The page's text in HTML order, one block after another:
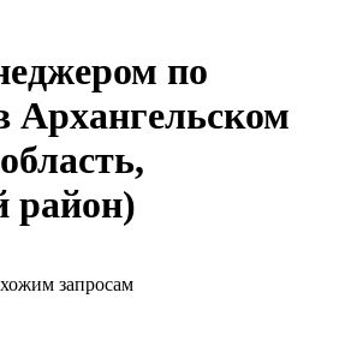
по
Архангельском
район)
запросам